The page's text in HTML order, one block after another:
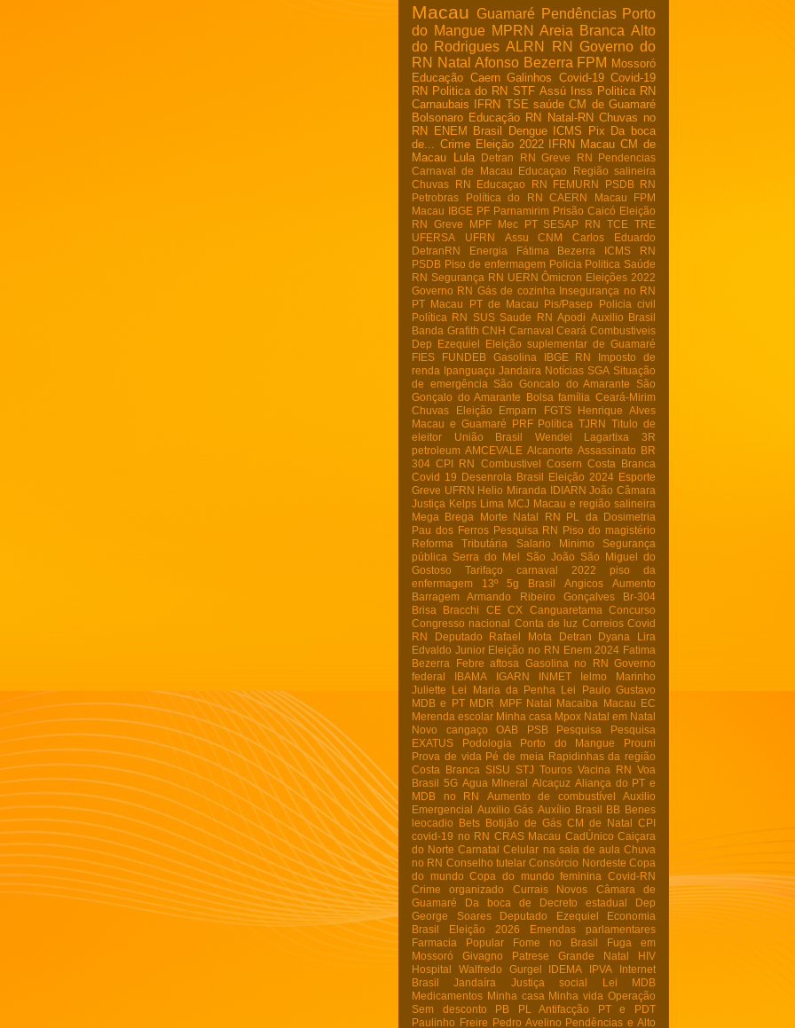
Macau Guamaré Pendências Porto
do Mangue MPRN Areia Branca Alto
do Rodrigues ALRN RN
Governo do
RN Natal Afonso Bezerra FPM Mossoró
Educação Caern Galinhos Covid-19 Covid-19
RN Politica do RN STF Assú Inss Politica RN
Carnaubais
IFRN TSE saúde CM de Guamaré
Bolsonaro Educação RN Natal-RN Chuvas no
RN
ENEM Brasil Dengue ICMS Pix Da boca
de...
Crime Eleição 2022 IFRN Macau CM de
Macau
Lula Detran RN Greve RN
Pendencias
Carnaval de Macau
Educaçao
Região salineira
Chuvas RN
Educaçao RN FEMURN
PSDB RN
Petrobras
Política do RN CAERN Macau
FPM
Macau IBGE PF Parnamirim Prisão Caicó Eleição
RN
Greve MPF Mec PT SESAP RN TCE TRE
UFERSA
UFRN Assu CNM
Carlos Eduardo
DetranRN
Energia Fátima Bezerra
ICMS RN
PSDB Piso de enfermagem Policia Politica Saúde
RN Segurança RN UERN Ômicron Eleições 2022
Governo RN Gás de cozinha Insegurança no RN
PT Macau
PT de Macau Pis/Pasep
Policia civil
Política RN
SUS Saude RN Apodi Auxilio Brasil
Banda Grafith CNH Carnaval Ceará Combustiveis
Dep Ezequiel
Eleição suplementar de Guamaré
FIES
FUNDEB Gasolina IBGE RN
Imposto de
renda Ipanguaçu Jandaira Notícias SGA Situação
de emergência
São Goncalo do Amarante
São
Gonçalo do Amarante
Bolsa família Ceará-Mirim
Chuvas
Eleição Emparn FGTS
Henrique Alves
Macau e Guamaré
PRF Política TJRN Titulo de
eleitor
União Brasil Wendel Lagartixa
3R
petroleum AMCEVALE Alcanorte Assassinato BR
304 CPI RN Combustivel Cosern Costa Branca
Covid 19 Desenrola Brasil Eleição 2024 Esporte
Greve UFRN Helio Miranda IDIARN João Câmara
Justiça Kelps Lima MCJ Macau e região salineira
Mega Brega
Morte Natal RN
PL da Dosimetria
Pau dos Ferros Pesquisa RN Piso do magistério
Reforma Tributária
Salario Minimo
Segurança
pública
Serra do Mel São João
São Miguel do
Gostoso
Tarifaço carnaval 2022
piso da
enfermagem
13º 5g Brasil Angicos
Aumento
Barragem Armando Ribeiro Gonçalves
Br-304
Brisa Bracchi
CE CX Canguaretama
Concurso
Congresso nacional Conta de luz Correios Covid
RN
Deputado Rafael Mota Detran
Dyana Lira
Edvaldo Junior Eleição no RN Enem 2024 Fatima
Bezerra
Febre aftosa Gasolina no RN Governo
federal
IBAMA IGARN INMET
Ielmo Marinho
Juliette
Lei Maria da Penha
Lei Paulo Gustavo
MDB e PT MDR MPF Natal Macaiba
Macau EC
Merenda escolar Minha casa Mpox Natal em Natal
Novo cangaço
OAB PSB Pesquisa
Pesquisa
EXATUS
Podologia Porto do Mangue
Prouni
Prova de vida Pé de meia Rapidinhas da região
Costa Branca
SISU STJ Touros Vacina RN Voa
Brasil 5G Agua MIneral Alcaçuz Aliança do PT e
MDB no RN
Aumento de combustível
Auxilio
Emergencial Auxilio Gás Auxílio Brasil BB Benes
leocadio
Bets Botijão de Gás CM de Natal CPI
covid-19 no RN CRAS Macau CadÚnico Caiçara
do Norte Carnatal Celular na sala de aula Chuva
no RN Conselho tutelar Consórcio Nordeste Copa
do mundo Copa do mundo feminina
Covid-RN
Crime organizado
Currais Novos
Câmara de
Guamaré
Da boca de Decreto estadual
Dep
George Soares
Deputado Ezequiel
Economia
Brasil
Eleição 2026
Emendas parlamentares
Farmacia Popular
Fome no Brasil
Fuga em
Mossoró
Givagno Patrese Grande Natal
HIV
Hospital Walfredo Gurgel
IDEMA IPVA
Internet
Brasil
Jandaíra Justiça social Lei
MDB
Medicamentos Minha casa Minha vida Operação
Sem desconto
PB PL Antifacção
PT e PDT
Paulinho Freire Pedro Avelino Pendências e Alto